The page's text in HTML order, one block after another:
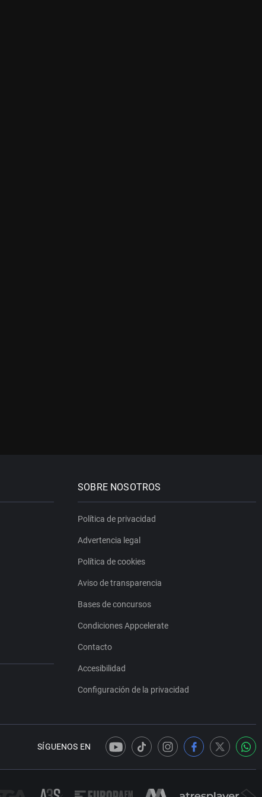
SOBRE NOSOTROS
Política de privacidad
Advertencia legal
Política de cookies
Aviso de transparencia
Bases de concursos
Condiciones Appcelerate
Contacto
Accesibilidad
Configuración de la privacidad
SÍGUENOS EN